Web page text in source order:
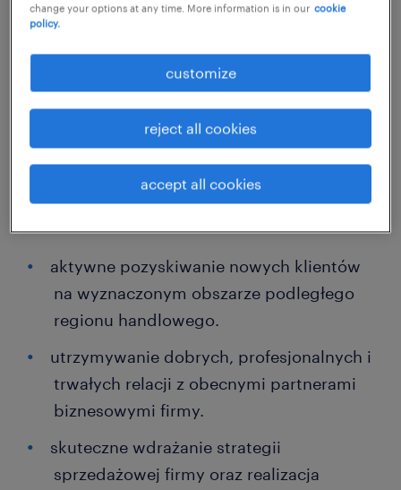
Jeśli posiadasz doświadczenie handlowe w
sektorze technicznym, potrafisz budować
trwałe relacje biznesowe i chcesz rozwijać się
w branży nowoczesnych technologii oraz
ciężkiego sprzętu – aplikuj i porozmawiajmy
o szczegółach tej roli!
aktywne pozyskiwanie nowych klientów
na wyznaczonym obszarze podległego
regionu handlowego.
utrzymywanie dobrych, profesjonalnych i
trwałych relacji z obecnymi partnerami
biznesowymi firmy.
skuteczne wdrażanie strategii
sprzedażowej firmy oraz realizacja
change your options at any time. More information is in our cookie
policy.
customize
reject all cookies
accept all cookies